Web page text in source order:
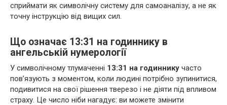
сприймати як символічну систему для самоаналізу, а не як
точну інструкцію від вищих сил.
Що означає 13:31 на годиннику в
ангельській нумерології
У символічному тлумаченні 13:31 на годиннику часто
пов’язують з моментом, коли людині потрібно зупинитися,
подивитися на свої рішення тверезо і не діяти під впливом
страху. Це число ніби нагадує: ви можете змінити